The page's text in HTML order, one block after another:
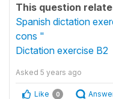
This question
Spanish dictation
cons "
Dictation exercise B2
Asked 5 years ago
Like 0